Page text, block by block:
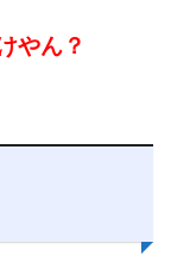
やん？